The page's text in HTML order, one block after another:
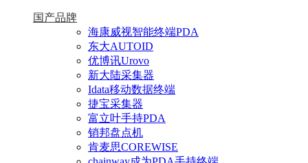
国产品牌
海康威视智能终端PDA
东大AUTOID
优博讯Urovo
新大陆采集器
Idata移动数据终端
捷宝采集器
富立叶手持PDA
销邦盘点机
肯麦思COREWISE